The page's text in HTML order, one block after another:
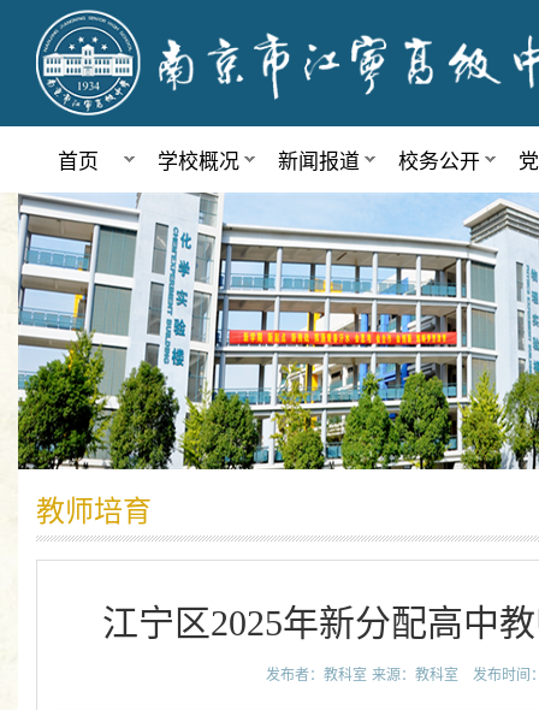
首页 学校概况 新闻报道 校务公开
教师培育
江宁区2025年新分配高中
发布者：教科室 来源：教科室 发布时间